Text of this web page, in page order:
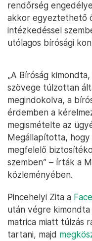
rendőrség
akkor egyeztethető
intézkedéssel
utólagos bírósági
„A Bíróság
szövege túlzottan
megindokolva, a
érdemben a
megismételte az
Megállapította, hogy
megfelelő
szemben” – írták a
közleményében.
Pincehelyi Zita a
után végre
matrica miatt túlzás
tartani, majd